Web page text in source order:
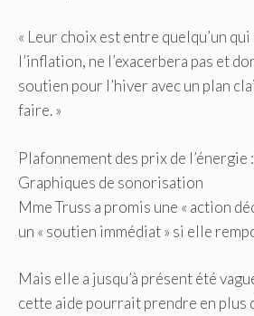
« Leur choix est entre quelqu’un
l’inflation, ne l’exacerbera pas et
soutien pour l’hiver avec un plan
faire. »
Plafonnement des prix de
Graphiques de sonorisation
Mme Truss a promis une « action
un « soutien immédiat » si elle
Mais elle a jusqu’à présent été
cette aide pourrait prendre en plus